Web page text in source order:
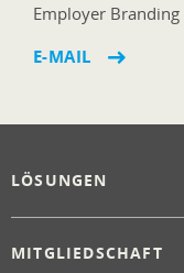
Employer Branding
E-MAIL
LÖSUNGEN
MITGLIEDSCHAFT